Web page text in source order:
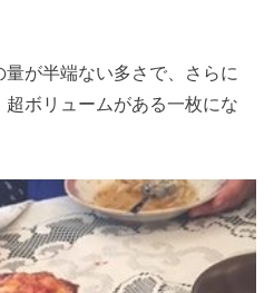
が半端ない多さで、さらに
超ボリュームがある一枚にな